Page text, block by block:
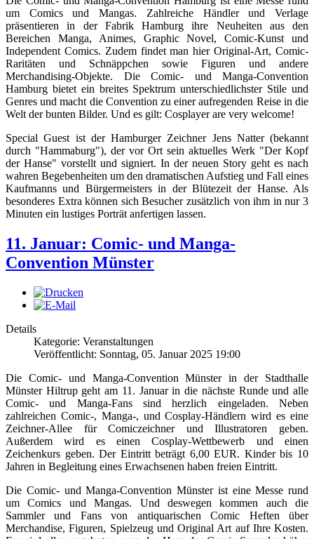
um Comics und Mangas. Zahlreiche Händler und Verlage
präsentieren in der Fabrik Hamburg ihre Neuheiten aus den
Bereichen Manga, Animes, Graphic Novel, Comic-Kunst und
Independent Comics. Zudem findet man hier Original-Art, Comic-
Raritäten und Schnäppchen sowie Figuren und andere
Merchandising-Objekte. Die Comic- und Manga-Convention
Hamburg bietet ein breites Spektrum unterschiedlichster Stile und
Genres und macht die Convention zu einer aufregenden Reise in die
Welt der bunten Bilder. Und es gilt: Cosplayer are very welcome!
Special Guest ist der Hamburger Zeichner Jens Natter (bekannt
durch "Hammaburg"), der vor Ort sein aktuelles Werk "Der Kopf
der Hanse" vorstellt und signiert. In der neuen Story geht es nach
wahren Begebenheiten um den dramatischen Aufstieg und Fall eines
Kaufmanns und Bürgermeisters in der Blütezeit der Hanse. Als
besonderes Extra können sich Besucher zusätzlich von ihm in nur 3
Minuten ein lustiges Porträt anfertigen lassen.
11. Januar: Comic- und Manga-
Convention Münster
Details
Kategorie: Veranstaltungen
Veröffentlicht: Sonntag, 05. Januar 2025 19:00
Die Comic- und Manga-Convention Münster in der Stadthalle
Münster Hiltrup geht am 11. Januar in die nächste Runde und alle
Comic- und Manga-Fans sind herzlich eingeladen. Neben
zahlreichen Comic-, Manga-, und Cosplay-Händlern wird es eine
Zeichner-Allee für Comiczeichner und Illustratoren geben.
Außerdem wird es einen Cosplay-Wettbewerb und einen
Zeichenkurs geben. Der Eintritt beträgt 6,00 EUR. Kinder bis 10
Jahren in Begleitung eines Erwachsenen haben freien Eintritt.
Die Comic- und Manga-Convention Münster ist eine Messe rund
um Comics und Mangas. Und deswegen kommen auch die
Sammler und Fans von antiquarischen Comic Heften über
Merchandise, Figuren, Spielzeug und Original Art auf Ihre Kosten.